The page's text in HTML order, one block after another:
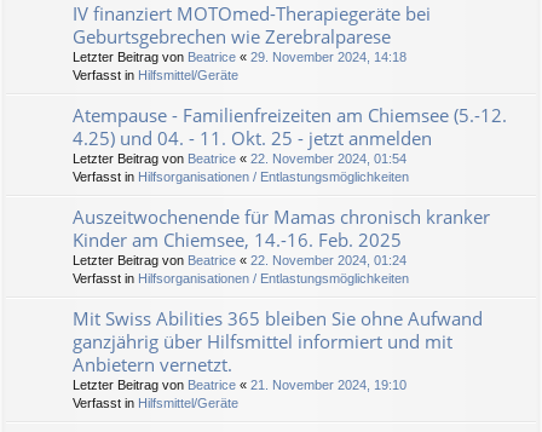
IV finanziert MOTOmed-Therapiegeräte bei
Geburtsgebrechen wie Zerebralparese
Letzter Beitrag von Beatrice « 29. November 2024, 14:18
Verfasst in Hilfsmittel/Geräte
Atempause - Familienfreizeiten am Chiemsee (5.-12.
4.25) und 04. - 11. Okt. 25 - jetzt anmelden
Letzter Beitrag von Beatrice « 22. November 2024, 01:54
Verfasst in Hilfsorganisationen / Entlastungsmöglichkeiten
Auszeitwochenende für Mamas chronisch kranker
Kinder am Chiemsee, 14.-16. Feb. 2025
Letzter Beitrag von Beatrice « 22. November 2024, 01:24
Verfasst in Hilfsorganisationen / Entlastungsmöglichkeiten
Mit Swiss Abilities 365 bleiben Sie ohne Aufwand
ganzjährig über Hilfsmittel informiert und mit
Anbietern vernetzt.
Letzter Beitrag von Beatrice « 21. November 2024, 19:10
Verfasst in Hilfsmittel/Geräte